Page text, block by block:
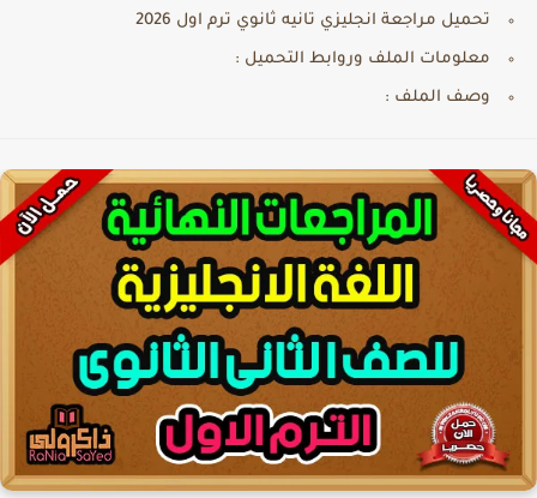
تحميل مراجعة انجليزي تانيه ثانوي ترم اول 2026
معلومات الملف وروابط التحميل :
وصف الملف :